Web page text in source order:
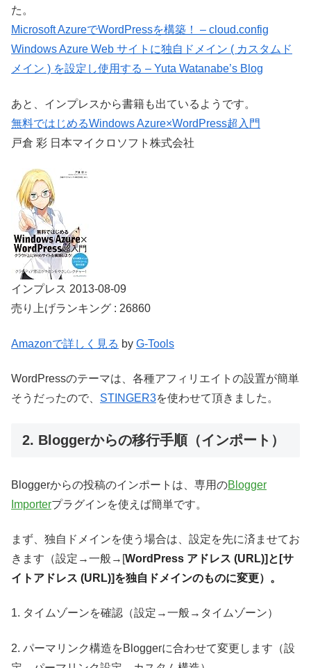
た。
Microsoft AzureでWordPressを構築！ – cloud.config
Windows Azure Web サイトに独自ドメイン ( カスタムド
メイン ) を設定し使用する – Yuta Watanabe’s Blog
あと、インプレスから書籍も出ているようです。
無料ではじめるWindows Azure×WordPress超入門
戸倉 彩 日本マイクロソフト株式会社
インプレス 2013-08-09
売り上げランキング : 26860
Amazonで詳しく見る by G-Tools
WordPressのテーマは、各種アフィリエイトの設置が簡単
そうだったので、 STINGER3を使わせて頂きました。
2. Bloggerからの移行手順（インポート）
Bloggerからの投稿のインポートは、専用のBlogger
Importerプラグインを使えば簡単です。
まず、独自ドメインを使う場合は、設定を先に済ませてお
きます（設定→一般→[WordPress アドレス (URL)]と[サ
イトアドレス (URL)]を独自ドメインのものに変更）。
1. タイムゾーンを確認（設定→一般→タイムゾーン）
2. パーマリンク構造をBloggerに合わせて変更します（設